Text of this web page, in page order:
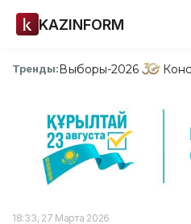
KAZINFORM
Тренды:Выборы-2026
18:33, 27 Марта 2026